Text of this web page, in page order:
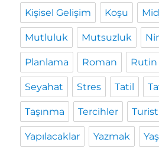
Kişisel Gelişim Koşu
Mutluluk Mutsuzluk
Planlama Roman Rutin
Seyahat Stres Tatil
Taşınma Tercihler
Yapılacaklar Yazmak